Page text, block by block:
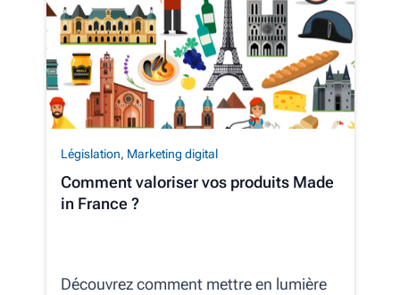
Législation, Marketing digital
Comment valoriser vos produits Made
in France ?
Découvrez comment mettre en lumière